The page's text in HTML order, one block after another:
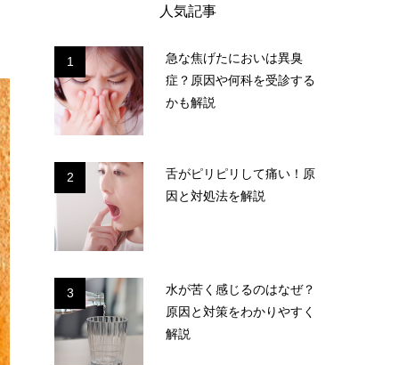
人気記事
1
急な焦げたにおいは異臭
症？原因や何科を受診する
かも解説
2
舌がピリピリして痛い！原
因と対処法を解説
3
水が苦く感じるのはなぜ？
原因と対策をわかりやすく
解説